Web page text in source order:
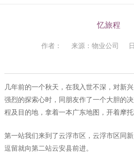
忆旅程
作者： 来源：物业公司 日
几年前的一个秋天，在我入世不深，对新
强烈的探索心时，同朋友作了一个大胆的
程及目的地，拿着一本广东地图，开着摩托
第一站我们来到了云浮市区，云浮市区同
逗留就向第二站云安县前进。